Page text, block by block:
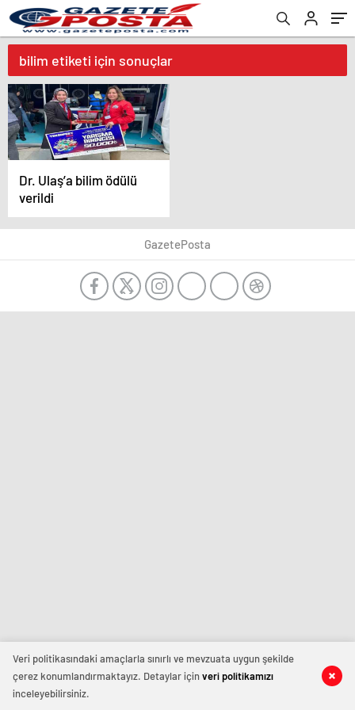
bilim etiketi için sonuçlar
Dr. Ulaş’a bilim ödülü
verildi
GazetePosta
Veri politikasındaki amaçlarla sınırlı ve mevzuata uygun şekilde
çerez konumlandırmaktayız. Detaylar içinveri politikamızı
inceleyebilirsiniz.